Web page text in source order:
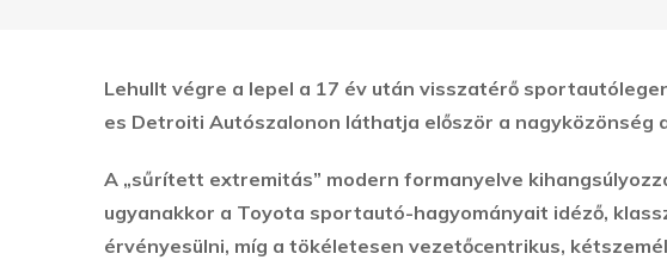
Lehullt végre a lepel a 17 év után visszatérő
es Detroiti Autószalonon láthatja először a nagyközönség
A „sűrített extremitás” modern formanyelve
ugyanakkor a Toyota sportautó-hagyományait idéző,
érvényesülni, míg a tökéletesen vezetőcentrikus,